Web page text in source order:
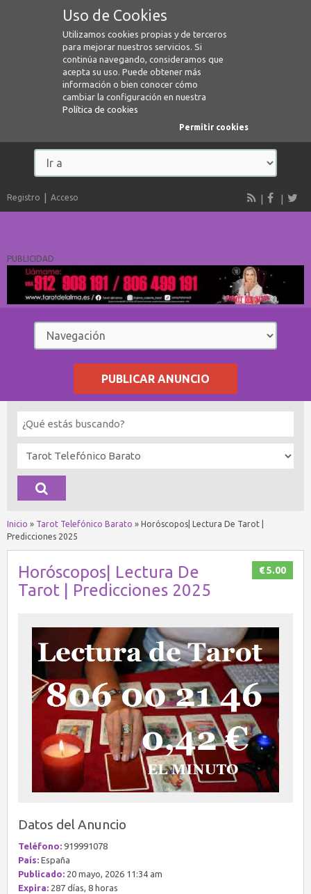
Uso de Cookies
Utilizamos cookies propias y de terceros
para mejorar nuestros servicios. Si
continúa navegando, consideramos que
acepta su uso. Puede obtener más
información o bien conocer cómo
cambiar la configuración en nuestra
Política de cookies
Permitir cookies
Registro Acceso
PUBLICIDAD
PUBLICAR ANUNCIO
Inicio » Tarot Telefónico Barato » Horóscopos| Lectura De Tarot |
Predicciones 2025
€ 5.00
Horóscopos| Lectura De
Tarot | Predicciones 2025
Datos del Anuncio
Teléfono: 919991078
País: España
Publicado: 20 mayo, 2026 11:34 am
Expira: 287 días, 8 horas